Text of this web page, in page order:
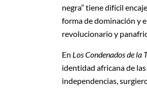
negra” tiene difícil
forma de dominación y
revolucionario y
En Los Condenados de la
identidad africana de
independencias,